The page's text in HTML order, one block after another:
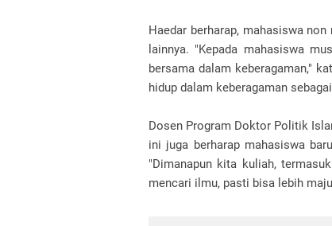
Haedar berharap, mahasiswa
lainnya. "Kepada mahasiswa
bersama dalam keberagaman,"
hidup dalam keberagaman
Dosen Program Doktor Politik
ini juga berharap mahasiswa
"Dimanapun kita kuliah,
mencari ilmu, pasti bisa lebih